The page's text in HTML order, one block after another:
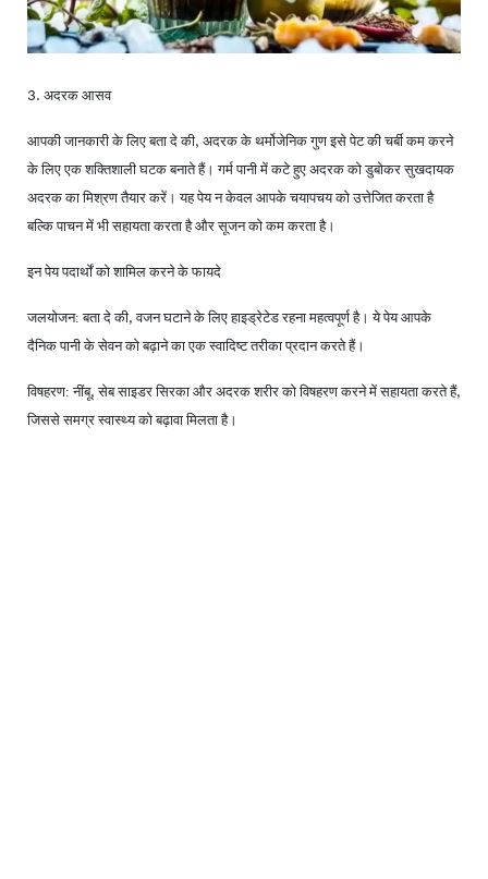
3. अदरक आसव
आपकी जानकारी के लिए बता दे की, अदरक के थर्मोजेनिक गुण इसे पेट की चर्बी कम करने
के लिए एक शक्तिशाली घटक बनाते हैं। गर्म पानी में कटे हुए अदरक को डुबोकर सुखदायक
अदरक का मिश्रण तैयार करें। यह पेय न केवल आपके चयापचय को उत्तेजित करता है
बल्कि पाचन में भी सहायता करता है और सूजन को कम करता है।
इन पेय पदार्थों को शामिल करने के फायदे
जलयोजन: बता दे की,वजन घटाने के लिए हाइड्रेटेड रहना महत्वपूर्ण है। ये पेय आपके
दैनिक पानी के सेवन को बढ़ाने का एक स्वादिष्ट तरीका प्रदान करते हैं।
विषहरण: नींबू,सेब साइडर सिरका और अदरक शरीर को विषहरण करने में सहायता करते हैं,
जिससे समग्र स्वास्थ्य को बढ़ावा मिलता है।